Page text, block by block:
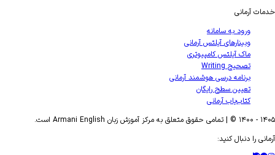
آرمانی
ورود به سامانه
وبینارهای آیلتس آرمانی
ماک آیلتس کامپیوتری
تصحیح Writing
برنامه درسی هوشمند آرمانی
تعیین سطح رایگان
کتاب‌یاب آرمانی
- ۱۴۰۰ © | تمامی حقوق متعلق به مرکز آموزش زبان Armani English است.
را دنبال کنید: